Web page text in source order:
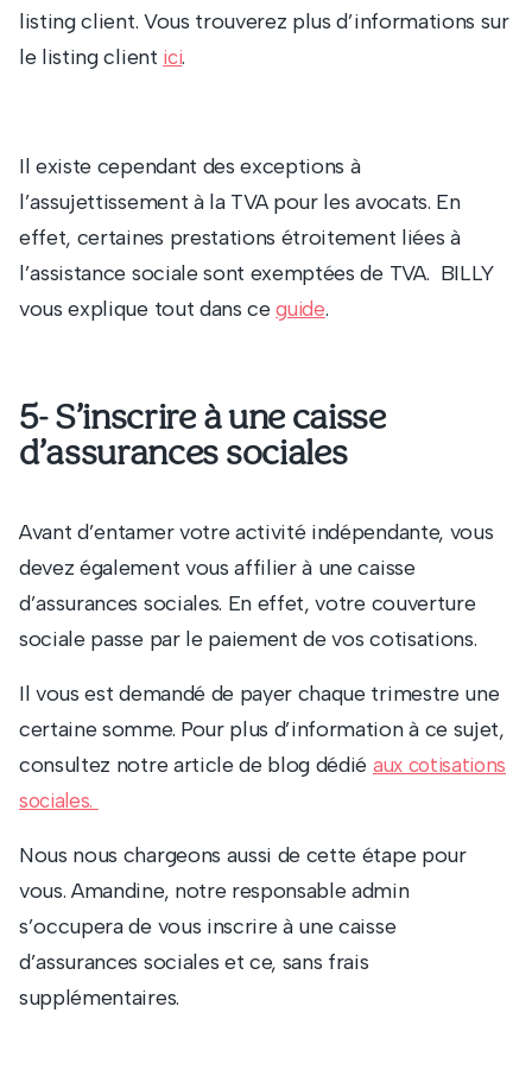
listing client. Vous trouverez plus d’informations sur
le listing client ici.
Il existe cependant des exceptions à
l’assujettissement à la TVA pour les avocats. En
effet, certaines prestations étroitement liées à
l’assistance sociale sont exemptées de TVA. BILLY
vous explique tout dans ceguide.
5- S’inscrire à une caisse
d’assurances sociales
Avant d’entamer votre activité indépendante, vous
devez également vous affilier à une caisse
d’assurances sociales. En effet, votre couverture
sociale passe par le paiement de vos cotisations.
Il vous est demandé de payer chaque trimestre une
certaine somme. Pour plus d’information à ce sujet,
consultez notre article de blog dédié aux cotisations
sociales.
Nous nous chargeons aussi de cette étape pour
vous. Amandine, notre responsable admin
s’occupera de vous inscrire à une caisse
d’assurances sociales et ce, sans frais
supplémentaires.